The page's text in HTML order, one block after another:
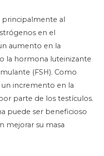
principalmente al
en el
aumento en la
la hormona luteinizante
(FSH). Como
incremento en la
parte de los testículos.
puede ser beneficioso
mejorar su masa